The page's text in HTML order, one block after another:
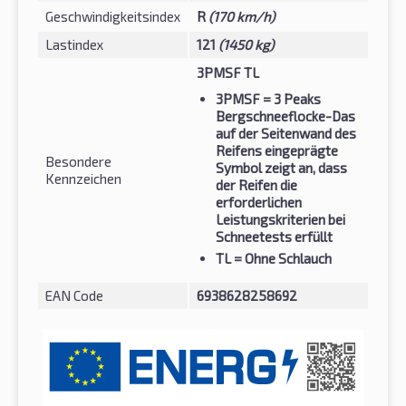
Geschwindigkeitsindex
R (170 km/h)
Lastindex
121 (1450 kg)
Besondere
Kennzeichen
3PMSF TL
3PMSF = 3 Peaks
Bergschneeflocke-Das
auf der Seitenwand des
Reifens eingeprägte
Symbol zeigt an, dass
der Reifen die
erforderlichen
Leistungskriterien bei
Schneetests erfüllt
TL= Ohne Schlauch
EAN Code 6938628258692